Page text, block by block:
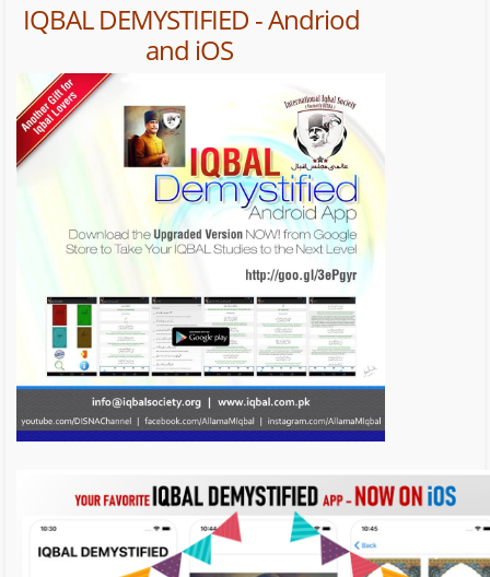
IQBAL DEMYSTIFIED - Andriod
and iOS